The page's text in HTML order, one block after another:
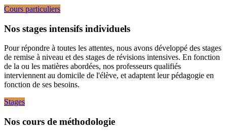
Cours particuliers
Nos stages intensifs individuels
Pour répondre à toutes les attentes, nous avons développé des stages
de remise à niveau et des stages de révisions intensives. En fonction
de la ou les matières abordées, nos professeurs qualifiés
interviennent au domicile de l'élève, et adaptent leur pédagogie en
fonction de ses besoins.
Stages
Nos cours de méthodologie